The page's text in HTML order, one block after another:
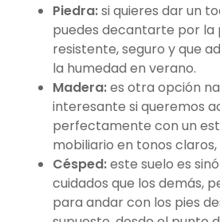
Piedra:si quieres dar un
puedes decantarte por la
resistente, seguro y que
la humedad en verano.
Madera:es otra opción
interesante si queremos
perfectamente con un
mobiliario en tonos
Césped:este suelo es
cuidados que los demás,
para andar con los pies